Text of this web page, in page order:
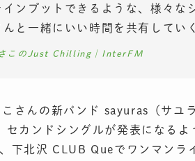
インプットできるような、様々な
んと一緒にいい時間を共有してい
さこのJust Chilling｜InterFM
さんの新バンド sayuras（サユ
セカンドシングルが発表になるよ
下北沢 CLUB Queでワンマンラ